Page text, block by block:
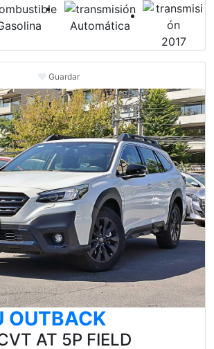
Automática
2017
Guardar
OUTBACK
AT 5P FIELD